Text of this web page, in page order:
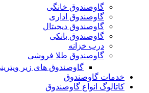
گاوصندوق خانگی
گاوصندوق اداری
گاوصندوق دیجیتال
گاوصندوق بانکی
درب خزانه
گاوصندوق طلا فروشی
گاوصندوق های زیر
خدمات گاوصندوق
کاتالوگ انواع گاوصندوق